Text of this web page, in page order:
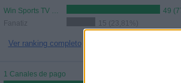
Win Sports TV YouTube
49
Fanatiz
15 (23,81%)
Ver ranking completo
1 Canales de pago